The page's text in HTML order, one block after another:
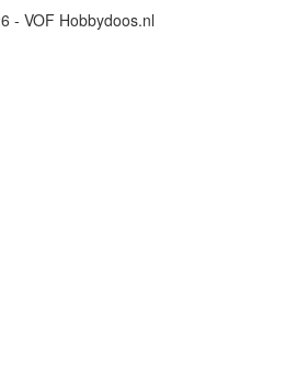
- VOF Hobbydoos.nl